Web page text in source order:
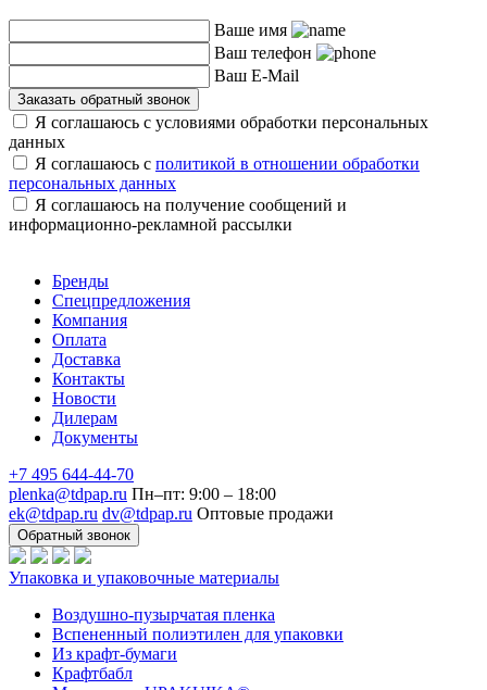
Ваше имя
Ваш телефон
Ваш E-Mail
Заказать обратный звонок
Я соглашаюсь с условиями обработки персональных
данных
Я соглашаюсь с политикой в отношении обработки
персональных данных
Я соглашаюсь на получение сообщений и
информационно-рекламной рассылки
Бренды
Спецпредложения
Компания
Оплата
Доставка
Контакты
Новости
Дилерам
Документы
+7 495 644-44-70
plenka@tdpap.ru Пн–пт: 9:00 – 18:00
ek@tdpap.ru dv@tdpap.ru Оптовые продажи
Обратный звонок
Упаковка и упаковочные материалы
Воздушно-пузырчатая пленка
Вспененный полиэтилен для упаковки
Из крафт-бумаги
Крафтбабл